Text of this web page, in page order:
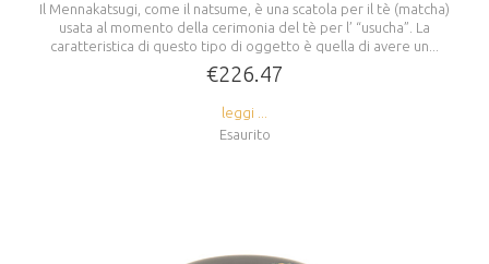
Il Mennakatsugi, come il natsume, è una scatola per il tè (matcha)
usata al momento della cerimonia del tè per l’ “usucha”. La
caratteristica di questo tipo di oggetto è quella di avere un...
€226.47
leggi ...
Esaurito